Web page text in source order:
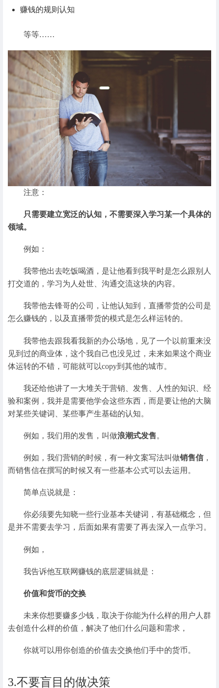
赚钱的规则认知
等等……
注意：
只需要建立宽泛的认知，不需要深入学习某一个具体的
领域。
例如：
我带他出去吃饭喝酒，是让他看到我平时是怎么跟别人
打交道的，学习为人处世、沟通交流这块的内容。
我带他去锋哥的公司，让他认知到，直播带货的公司是
怎么赚钱的，以及直播带货的模式是怎么样运转的。
我带他去跟我看我新的办公场地，见了一个以前重来没
见到过的商业体，这个我自己也没见过，未来如果这个商业
体运转的不错，可能就可以copy到其他的城市。
我还给他讲了一大堆关于营销、发售、人性的知识、经
验和案例，我并是需要他学会这些东西，而是要让他的大脑
对某些关键词、某些事产生基础的认知。
例如，我们用的发售，叫做浪潮式发售。
例如，我们营销的时候，有一种文案写法叫做销售信 ，
而销售信在撰写的时候又有一些基本公式可以去运用。
简单点说就是：
你必须要先知晓一些行业基本关键词，有基础概念，但
是并不需要去学习，后面如果有需要了再去深入一点学习。
例如，
我告诉他互联网赚钱的底层逻辑就是：
价值和货币的交换
未来你想要赚多少钱，取决于你能为什么样的用户人群
去创造什么样的价值，解决了他们什么问题和需求，
你就可以用你创造的价值去交换他们手中的货币。
3.不要盲目的做决策